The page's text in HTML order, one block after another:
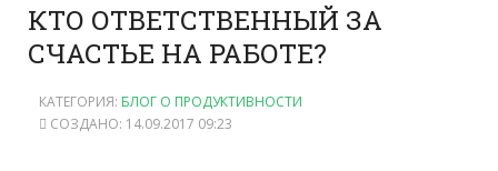
КТО ОТВЕТСТВЕННЫЙ ЗА
СЧАСТЬЕ НА РАБОТЕ?
КАТЕГОРИЯ: БЛОГ О ПРОДУКТИВНОСТИ
СОЗДАНО: 14.09.2017 09:23